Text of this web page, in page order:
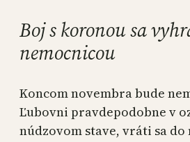
Boj s koronou sa
nemocnicou
Koncom novembra bude
Ľubovni pravdepodobne v
núdzovom stave, vráti sa